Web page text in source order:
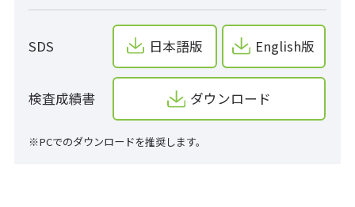
SDS 日本語版 English版
検査成績書 ダウンロード
※PCでのダウンロードを推奨します。